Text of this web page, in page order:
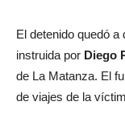
El detenido quedó
instruida por Diego
de La Matanza. El
de viajes de la